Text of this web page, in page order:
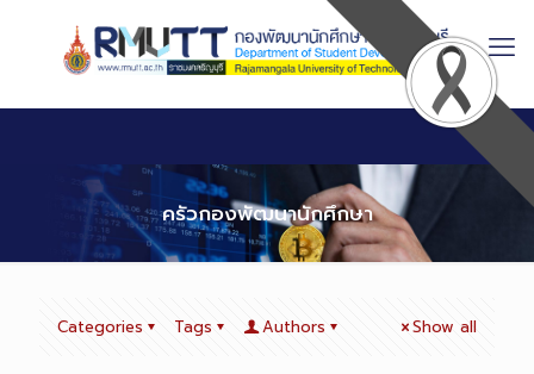
ครัวกองพัฒนานักศึกษา
Categories Tags Authors Show all